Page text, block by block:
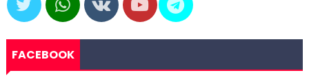
FACEBOOK